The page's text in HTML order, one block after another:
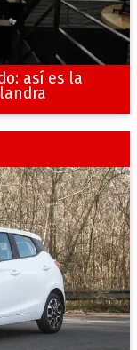
así es la